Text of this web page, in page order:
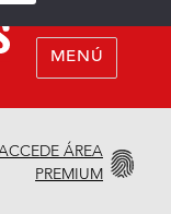
MENÚ
ÁREA
PREMIUM